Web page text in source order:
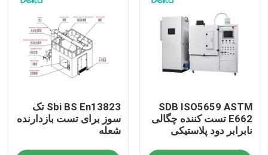
SDB ISO5659 ASTM
E662 تست کننده چگالی
نابرابر دود پلاستیکی
Sbi BS En13823 تک
سوز برای تست بازدارنده
شعله